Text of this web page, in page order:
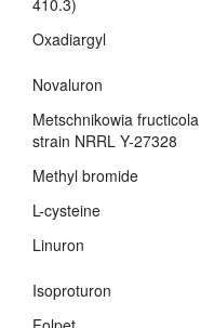
410.3)
Oxadiargyl
Novaluron
Metschnikowia fructicola
strain NRRL Y-27328
Methyl bromide
L-cysteine
Linuron
Isoproturon